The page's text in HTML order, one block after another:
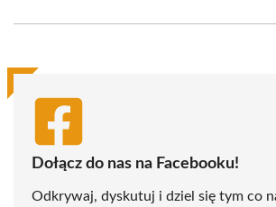
(Twitter)
Dołącz do nas na Facebooku!
Odkrywaj, dyskutuj i dziel się tym co